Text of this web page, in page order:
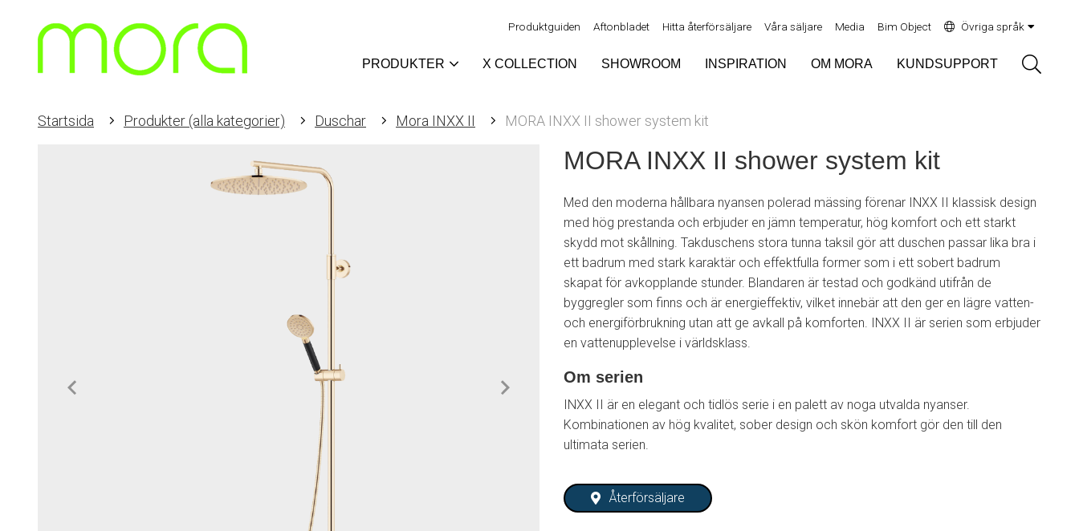
Produktguiden Aftonbladet Hitta återförsäljare Våra säljare Media Bim Object Övriga språk
PRODUKTER X COLLECTION SHOWROOM INSPIRATION OM MORA KUNDSUPPORT
Startsida Produkter (alla kategorier) Duschar Mora INXX II MORA INXX II shower system kit
MORA INXX II shower system kit
Med den moderna hållbara nyansen polerad mässing förenar INXX II klassisk design
med hög prestanda och erbjuder en jämn temperatur, hög komfort och ett starkt
skydd mot skållning. Takduschens stora tunna taksil gör att duschen passar lika bra i
ett badrum med stark karaktär och effektfulla former som i ett sobert badrum
skapat för avkopplande stunder. Blandaren är testad och godkänd utifrån de
byggregler som finns och är energieffektiv, vilket innebär att den ger en lägre vatten-
och energiförbrukning utan att ge avkall på komforten. INXX II är serien som erbjuder
en vattenupplevelse i världsklass.
Om serien
INXX II är en elegant och tidlös serie i en palett av noga utvalda nyanser.
Kombinationen av hög kvalitet, sober design och skön komfort gör den till den
ultimata serien.
Återförsäljare